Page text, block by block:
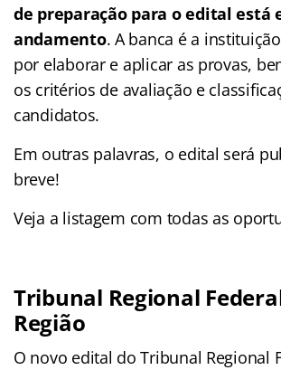
de preparação para o edital está
andamento. A banca é a
por elaborar e aplicar as provas,
os critérios de avaliação e
candidatos.
Em outras palavras, o edital será
breve!
Veja a listagem com todas as
Tribunal Regional
Região
O novo edital do Tribunal Regional